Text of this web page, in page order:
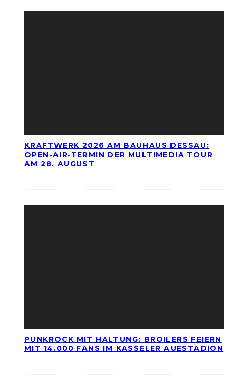
KRAFTWERK 2026 AM BAUHAUS DESSAU:
OPEN-AIR-TERMIN DER MULTIMEDIA TOUR
AM 28. AUGUST
PUNKROCK MIT HALTUNG: BROILERS FEIERN
MIT 14.000 FANS IM KASSELER AUESTADION